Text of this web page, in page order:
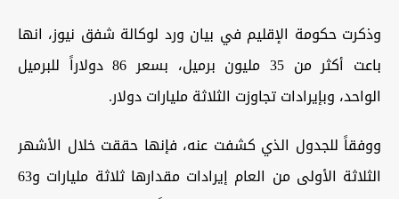
وذكرت حكومة الإقليم في بيان ورد لوكالة شفق نيوز، انها
باعت أكثر من 35 مليون برميل، بسعر 86 دولاراً للبرميل
الواحد، وبإيرادات تجاوزت الثلاثة مليارات دولار.
ووفقاً للجدول الذي كشفت عنه، فإنها حققت خلال الأشهر
الثلاثة الأولى من العام إيرادات مقدارها ثلاثة مليارات و63